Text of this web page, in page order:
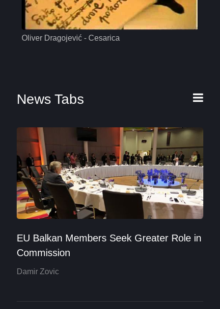
Oliver Dragojević - Cesarica
News Tabs
EU Balkan Members Seek Greater Role in
Commission
Damir Zovic